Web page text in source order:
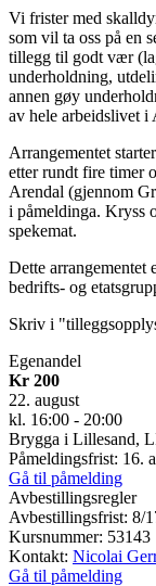
Vi frister med
som vil ta oss på en
tillegg til godt vær
underholdning,
annen gøy
av hele arbeidslivet i
Arrangementet
etter rundt fire timer
Arendal (gjennom
i påmeldinga. Kryss
spekemat.
Dette arrangementet
bedrifts- og
Skriv i
Egenandel
Kr 200
22. august
kl. 16:00 - 20:00
Brygga i Lillesand,
Påmeldingsfrist: 16.
Gå til påmelding
Avbestillingsregler
Avbestillingsfrist: 8/
Kursnummer: 53143
Kontakt: Nicolai
Gå til påmelding